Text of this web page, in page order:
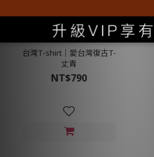
台灣T-shirt│愛台灣復古T-
丈青
NT$790